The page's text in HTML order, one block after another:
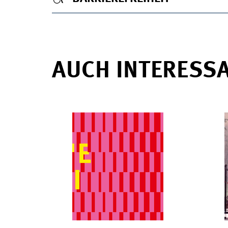
AUCH